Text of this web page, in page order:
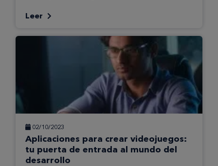
Leer
02/10/2023
Aplicaciones para crear videojuegos:
tu puerta de entrada al mundo del
desarrollo